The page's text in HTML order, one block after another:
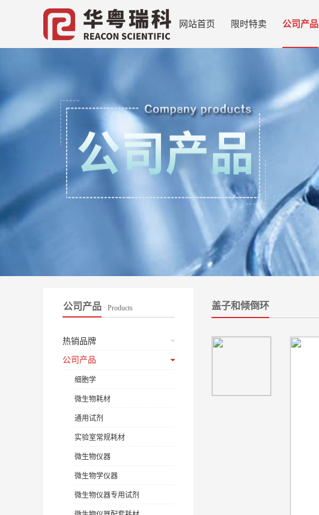
网站首页 限时特卖 公司产品
公司产品 Products
热销品牌
公司产品
细胞学
微生物耗材
通用试剂
实验室常规耗材
微生物仪器
微生物学仪器
微生物仪器专用试剂
盖子和倾倒环